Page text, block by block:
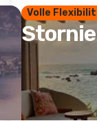
Volle